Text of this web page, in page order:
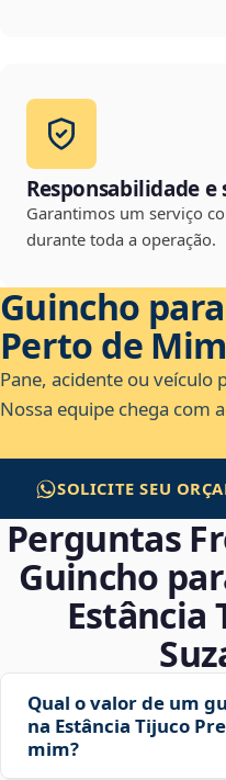
Responsabilidade
Garantimos um serviço
durante toda a operação.
Guincho
Perto de Mim
Pane, acidente ou veículo
Nossa equipe chega com
SOLICITE SEU
Perguntas
Guincho
Estância
Qual o valor de um
na Estância Tijuco
mim?